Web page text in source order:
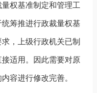
权基准制定和管理工
筹推进行政裁量权基
，上级行政机关已制
适用。因此需要对原
容进行修改完善。